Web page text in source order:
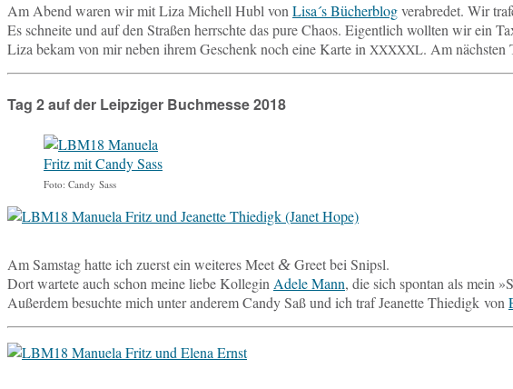
Am Abend waren wir mit Liza Mi­chell Hubl von Lisa´s Bü­cher­blogver­ab­re­det. Wir
Es schnei­te und auf den Stra­ßen herrsch­te das pure Chaos. Ei­gent­lich woll­ten wir ein
Liza bekam von mir neben ihrem Ge­schenk noch eine Karte in XXXXXL. Am nächs­ten
Tag 2 auf der Leipziger Buchmesse 2018
Foto: Candy Sass
Am Sams­tag hatte ich zuerst ein wei­te­res Meet & Greet bei Snipsl.
Dort war­te­te auch schon meine liebe Kol­le­gin Adele Mann, die sich spon­tan als mein
Au­ßer­dem be­such­te mich unter an­de­rem Candy Saß und ich traf Jea­nette Thie­digk von